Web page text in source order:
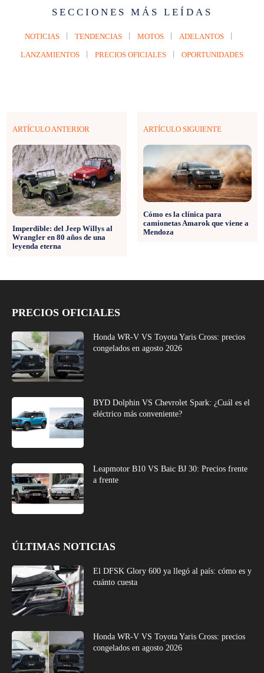
SECCIONES MÁS LEÍDAS
NOTICIAS TENDENCIAS MOTOS ADELANTOS
LANZAMIENTOS PRECIOS OFICIALES OPORTUNIDADES
ARTÍCULO ANTERIOR
Imperdible: del Jeep Willys al
Wrangler en 80 años de una
leyenda eterna
ARTÍCULO SIGUIENTE
Cómo es la clínica para
camionetas Amarok que viene a
Mendoza
PRECIOS OFICIALES
Honda WR-V VS Toyota Yaris Cross: precios
congelados en agosto 2026
BYD Dolphin VS Chevrolet Spark: ¿Cuál es el
eléctrico más conveniente?
Leapmotor B10 VS Baic BJ 30: Precios frente
a frente
ÚLTIMAS NOTICIAS
El DFSK Glory 600 ya llegó al país: cómo es y
cuánto cuesta
Honda WR-V VS Toyota Yaris Cross: precios
congelados en agosto 2026